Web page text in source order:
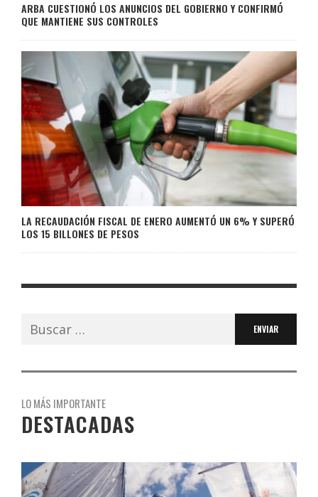
ARBA CUESTIONÓ LOS ANUNCIOS DEL GOBIERNO Y CONFIRMÓ
QUE MANTIENE SUS CONTROLES
LA RECAUDACIÓN FISCAL DE ENERO AUMENTÓ UN 6% Y SUPERÓ
LOS 15 BILLONES DE PESOS
Buscar:
LO MÁS IMPORTANTE
DESTACADAS